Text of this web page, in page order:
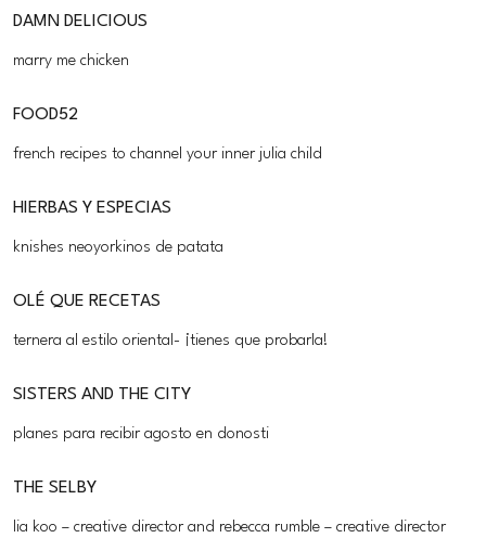
DAMN DELICIOUS
marry me chicken
FOOD52
french recipes to channel your inner julia child
HIERBAS Y ESPECIAS
knishes neoyorkinos de patata
OLÉ QUE RECETAS
ternera al estilo oriental- ¡tienes que probarla!
SISTERS AND THE CITY
planes para recibir agosto en donosti
THE SELBY
lia koo – creative director and rebecca rumble – creative director